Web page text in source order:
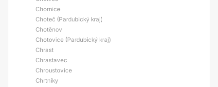
Chornice
Choteč (Pardubický kraj)
Chotěnov
Chotovice (Pardubický kraj)
Chrast
Chrastavec
Chroustovice
Chrtníky